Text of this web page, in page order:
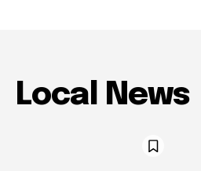
Local News